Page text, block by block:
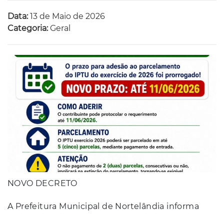
Data:13 de Maio de 2026
Categoria:Geral
NOVO DECRETO
A Prefeitura Municipal de Nortelândia informa